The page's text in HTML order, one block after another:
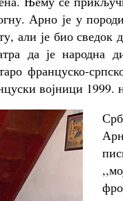
Арно је у
али је био сведок
да је народна
француско-
војници